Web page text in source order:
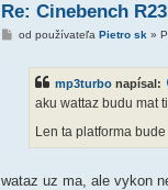
Re: Cinebench R23
Pod používateľa Pietro sk »
mp3turbo napísal:
aku wattaz budu mat
Len ta platforma
wataz uz ma, ale vykon